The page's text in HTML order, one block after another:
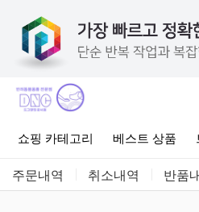
쇼핑 카테고리 베스트 상품
주문내역 취소내역 반품
고양이 간식 고양이 용품